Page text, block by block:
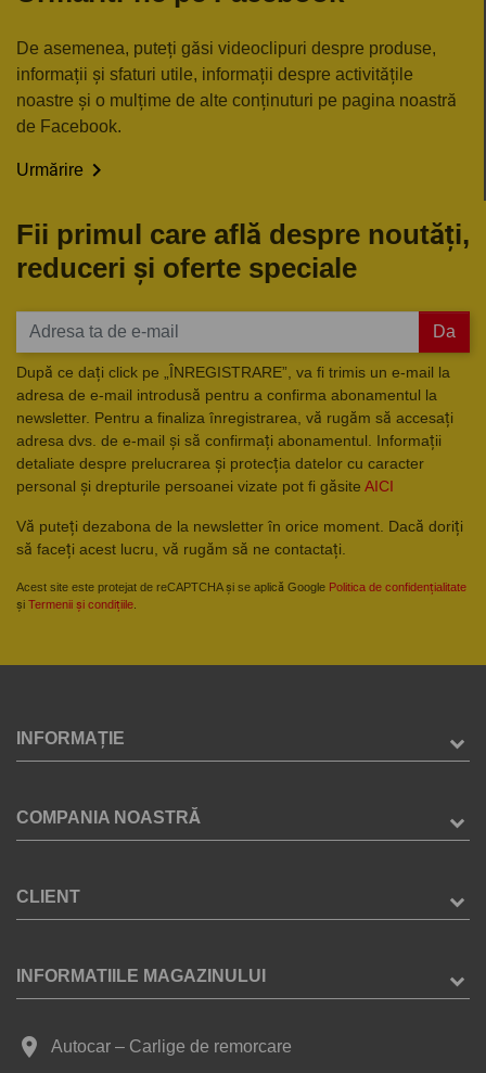
De asemenea, puteți găsi videoclipuri despre produse,
informații și sfaturi utile, informații despre activitățile
noastre și o mulțime de alte conținuturi pe pagina noastră
de Facebook.
Urmărire 
Fii primul care află despre noutăți,
reduceri și oferte speciale
Da
După ce dați click pe „ÎNREGISTRARE”, va fi trimis un e-mail la
adresa de e-mail introdusă pentru a confirma abonamentul la
newsletter. Pentru a finaliza înregistrarea, vă rugăm să accesați
adresa dvs. de e-mail și să confirmați abonamentul. Informații
detaliate despre prelucrarea și protecția datelor cu caracter
personal și drepturile persoanei vizate pot fi găsite AICI
Vă puteți dezabona de la newsletter în orice moment. Dacă doriți
să faceți acest lucru, vă rugăm să ne contactați.
Acest site este protejat de reCAPTCHA și se aplică Google Politica de confidențialitate
și Termenii și condițiile
INFORMAȚIE
COMPANIA NOASTRĂ
CLIENT
INFORMATIILE MAGAZINULUI
place Autocar – Carlige de remorcare